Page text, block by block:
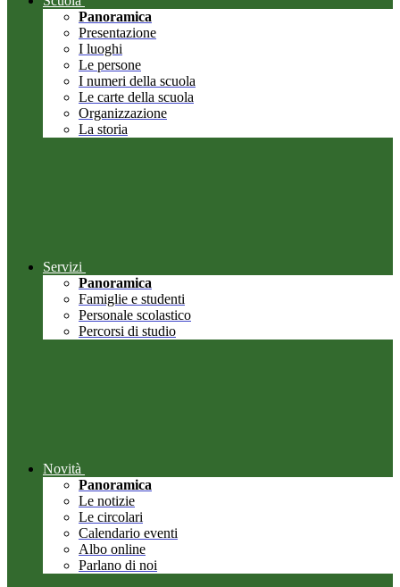
Panoramica
Presentazione
I luoghi
Le persone
I numeri della scuola
Le carte della scuola
Organizzazione
La storia
Servizi
Panoramica
Famiglie e studenti
Personale scolastico
Percorsi di studio
Novità
Panoramica
Le notizie
Le circolari
Calendario eventi
Albo online
Parlano di noi